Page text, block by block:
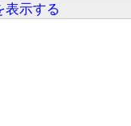
表示する